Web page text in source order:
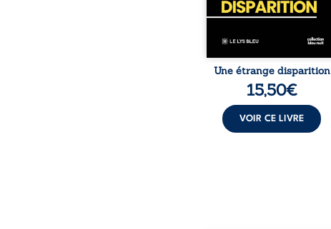
Une étrange disparition
15,50€
VOIR CE LIVRE